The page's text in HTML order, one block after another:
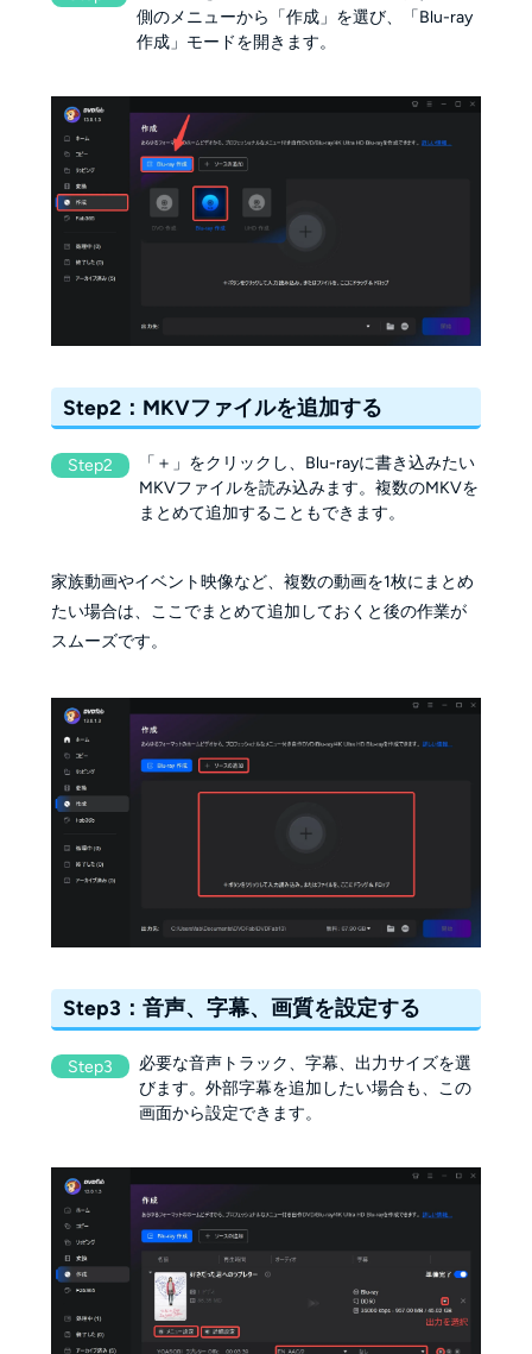
側のメニューから「作成」を選び、「Blu-ray
作成」モードを開きます。
Step2：MKVファイルを追加する
Step2
「＋」をクリックし、Blu-rayに書き込みたい
MKVファイルを読み込みます。複数のMKVを
まとめて追加することもできます。
家族動画やイベント映像など、複数の動画を1枚にまとめ
たい場合は、ここでまとめて追加しておくと後の作業が
スムーズです。
Step3：音声、字幕、画質を設定する
Step3
必要な音声トラック、字幕、出力サイズを選
びます。外部字幕を追加したい場合も、この
画面から設定できます。